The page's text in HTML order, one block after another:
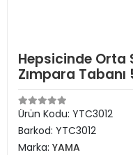
Hepsicinde Orta
Zımpara Tabanı
Ürün Kodu: YTC3012
Barkod: YTC3012
Marka: YAMA